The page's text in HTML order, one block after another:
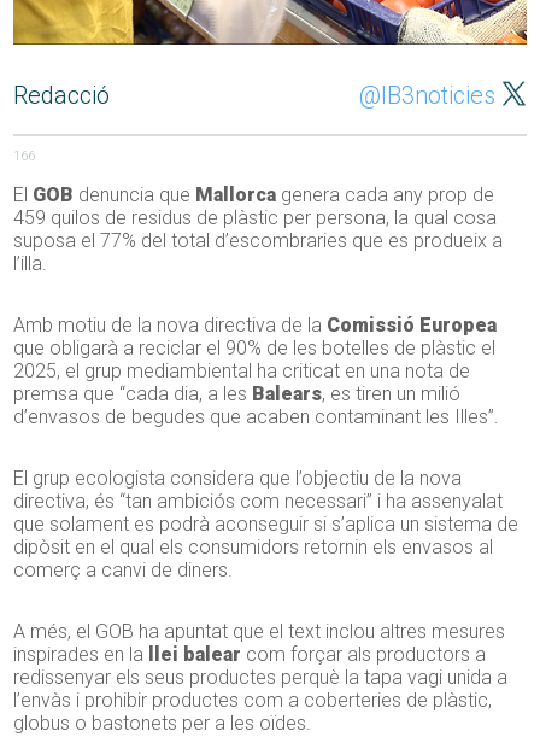
Redacció @IB3noticies
166
El GOB denuncia que Mallorca genera cada any prop de
459 quilos de residus de plàstic per persona, la qual cosa
suposa el 77% del total d’escombraries que es produeix a
l’illa.
Amb motiu de la nova directiva de la Comissió Europea
que obligarà a reciclar el 90% de les botelles de plàstic el
2025, el grup mediambiental ha criticat en una nota de
premsa que “cada dia, a les Balears, es tiren un milió
d’envasos de begudes que acaben contaminant les Illes”.
El grup ecologista considera que l’objectiu de la nova
directiva, és “tan ambiciós com necessari” i ha assenyalat
que solament es podrà aconseguir si s’aplica un sistema de
dipòsit en el qual els consumidors retornin els envasos al
comerç a canvi de diners.
A més, el GOB ha apuntat que el text inclou altres mesures
inspirades en la
llei balear com forçar als productors a
redissenyar els seus productes perquè la tapa vagi unida a
l’envàs i prohibir productes com a coberteries de plàstic,
globus o bastonets per a les oïdes.